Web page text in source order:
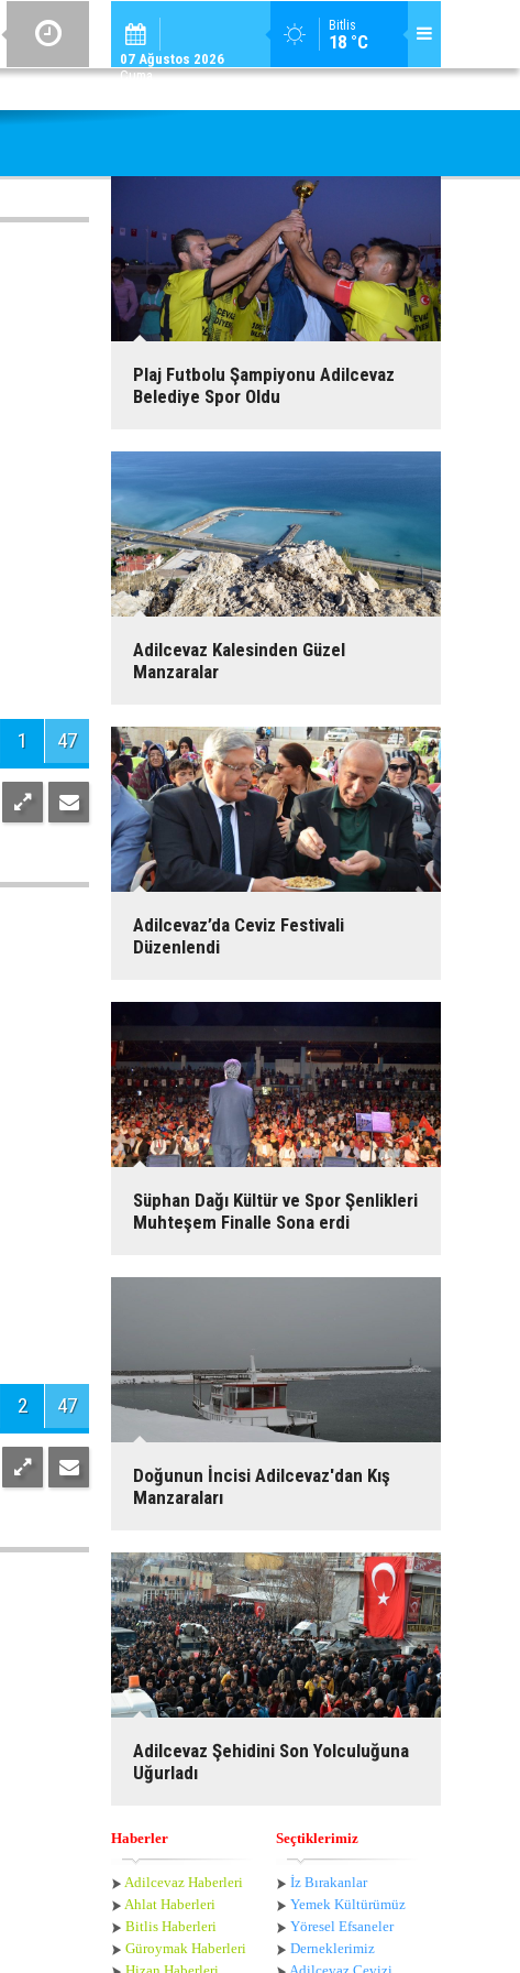
Bitlis
18 °C
07 Ağustos 2026
Cuma
ADİLCEVAZ /
ADILCEVAZ'DA KUDUZ VAKASI TESPIT EDILEN KÖY, KARANTINAYA
1 47
2 47
Plaj Futbolu Şampiyonu Adilcevaz
Belediye Spor Oldu
Adilcevaz Kalesinden Güzel
Manzaralar
Adilcevaz’da Ceviz Festivali
Düzenlendi
Süphan Dağı Kültür ve Spor Şenlikleri
Muhteşem Finalle Sona erdi
Doğunun İncisi Adilcevaz'dan Kış
Manzaraları
Adilcevaz Şehidini Son Yolculuğuna
Uğurladı
Haberler
Adilcevaz Haberleri
Ahlat Haberleri
Bitlis Haberleri
Güroymak Haberleri
Seçtiklerimiz
İz Bırakanlar
Yemek Kültürümüz
Yöresel Efsaneler
Derneklerimiz